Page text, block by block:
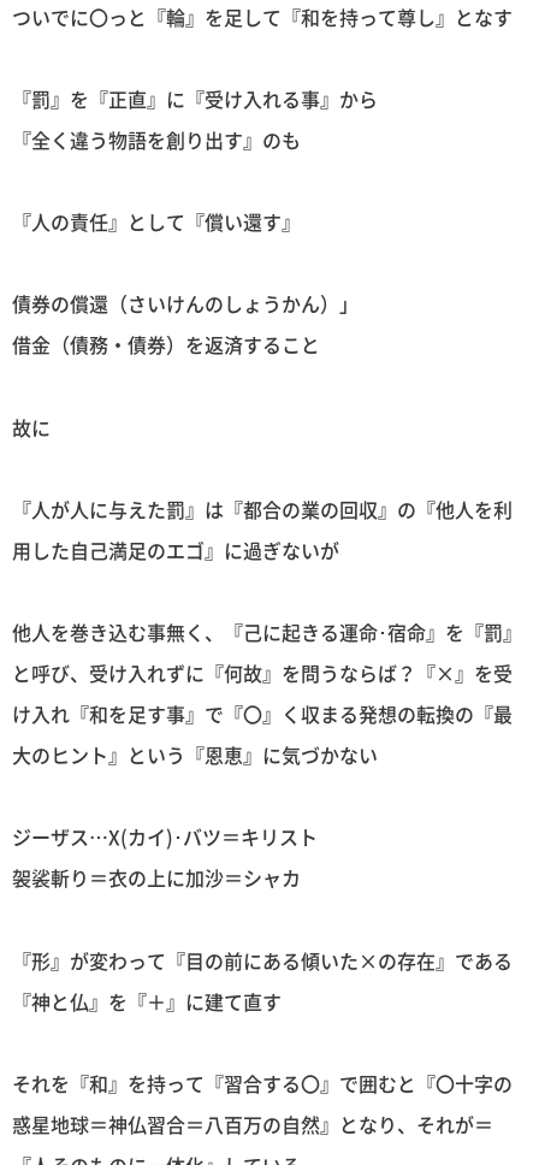
ついでに〇っと『輪』を足して『和を持って尊し』となす
『罰』を『正直』に『受け入れる事』から
『全く違う物語を創り出す』のも
『人の責任』として『償い還す』
債券の償還（さいけんのしょうかん）」
借金（債務・債券）を返済すること
故に
『人が人に与えた罰』は『都合の業の回収』の『他人を利
用した自己満足のエゴ』に過ぎないが
他人を巻き込む事無く、『己に起きる運命･宿命』を『罰』
と呼び、受け入れずに『何故』を問うならば？『×』を受
け入れ『和を足す事』で『〇』く収まる発想の転換の『最
大のヒント』という『恩恵』に気づかない
ジーザス…Χ(カイ)･バツ＝キリスト
袈裟斬り＝衣の上に加沙＝シャカ
『形』が変わって『目の前にある傾いた×の存在』である
『神と仏』を『＋』に建て直す
それを『和』を持って『習合する〇』で囲むと『〇十字の
惑星地球＝神仏習合＝八百万の自然』となり、それが＝